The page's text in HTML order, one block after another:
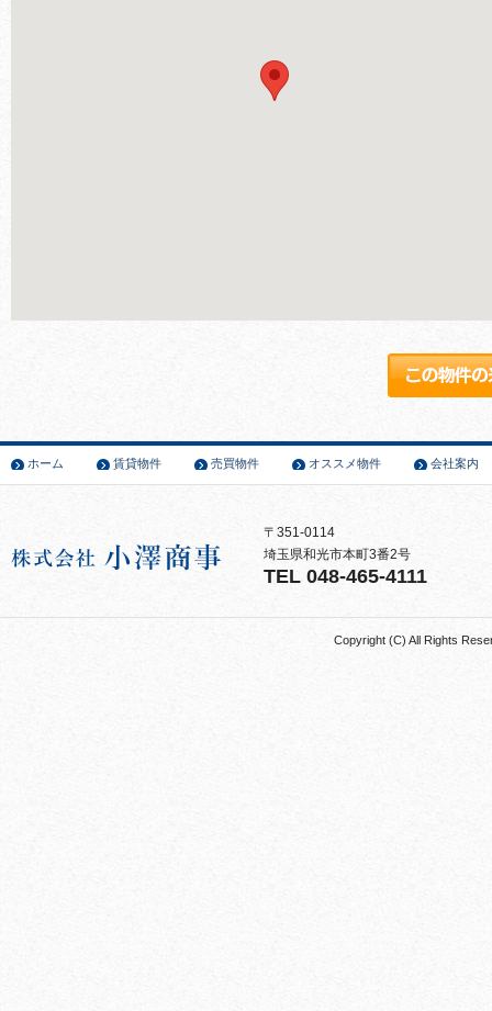
ホーム 賃貸物件 売買物件 オススメ物件 会社案内
〒351-0114
埼玉県和光市本町3番2号
TEL 048-465-4111
Copyright (C) All Rights